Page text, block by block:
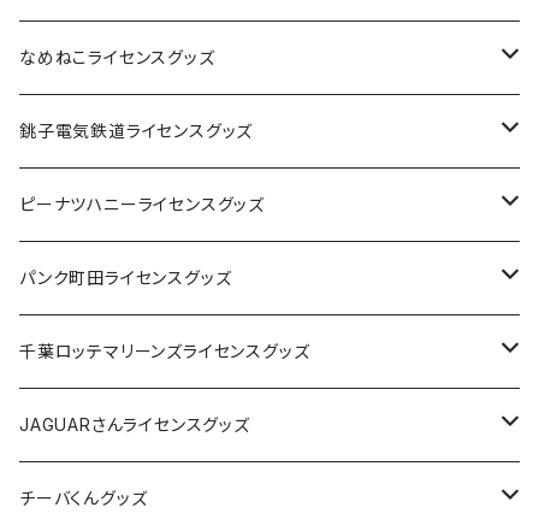
なめねこライセンスグッズ
Tシャツ
キャップ
ステッカー
缶バッジ
ホテルキーホルダー
銚子電気鉄道ライセンスグッズ
ステッカー
缶バッジ
アクリルキーホルダー
ホテルキーホルダー
クリアファイル
ピーナツハニーライセンスグッズ
Tシャツ
キャップ
バッグ
ステッカー
パンク町田ライセンスグッズ
Tシャツ
キャップ
バッグ
千葉ロッテマリーンズライセンスグッズ
ステッカー
ステッカー
缶バッジ
JAGUARさんライセンスグッズ
Tシャツ
チーバくんグッズ